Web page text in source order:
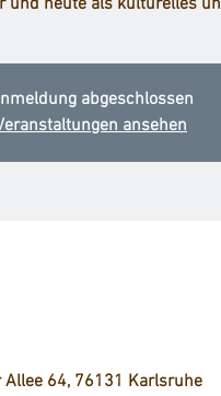
und heute als kulturelles
abgeschlossen
ansehen
Allee 64, 76131 Karlsruhe